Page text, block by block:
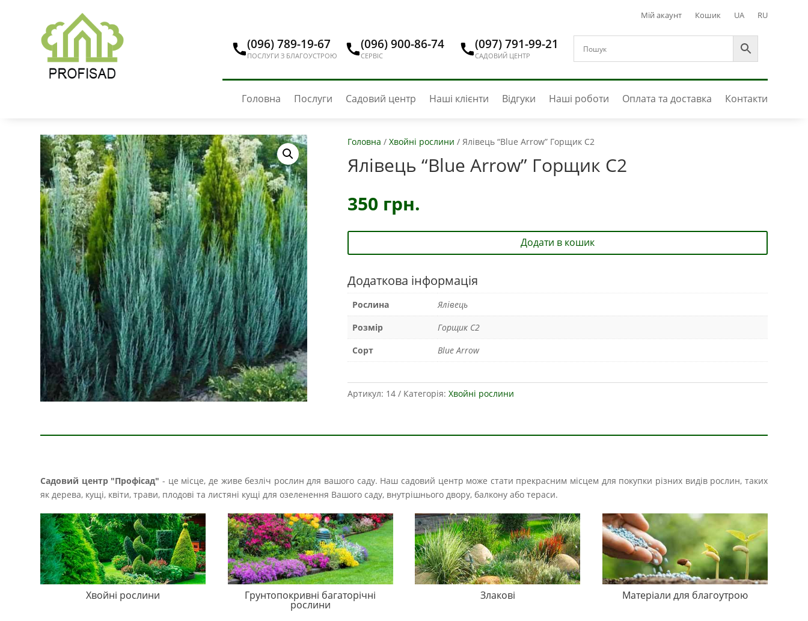
Мій акаунт Кошик UA RU
(096) 789-19-67
ПОСЛУГИ З БЛАГОУСТРОЮ
(096) 900-86-74
СЕРВІС
(097) 791-99-21
САДОВИЙ ЦЕНТР
Головна Послуги Садовий центр Наші клієнти Відгуки Наші роботи Оплата та доставка Контакти
Головна / Хвойні рослини / Ялівець “Blue Arrow” Горщик С2
Ялівець “Blue Arrow” Горщик С2
350 грн.
Додати в кошик
Додаткова інформація
Рослина
Ялівець
Розмір
Горщик С2
Сорт
Blue Arrow
Артикул: 14 Категорія: Хвойні рослини
Садовий центр "Профісад" - це місце, де живе безліч рослин для вашого саду. Наш садовий центр може стати прекрасним місцем для покупки різних видів рослин, таких
як дерева, кущі, квіти, трави, плодові та листяні кущі для озеленення Вашого саду, внутрішнього двору, балкону або тераси.
Хвойні рослини Грунтопокривні багаторічні
рослини
Злакові Матеріали для благоутрою